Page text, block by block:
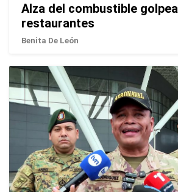
Alza del combustible
restaurantes
Benita De León